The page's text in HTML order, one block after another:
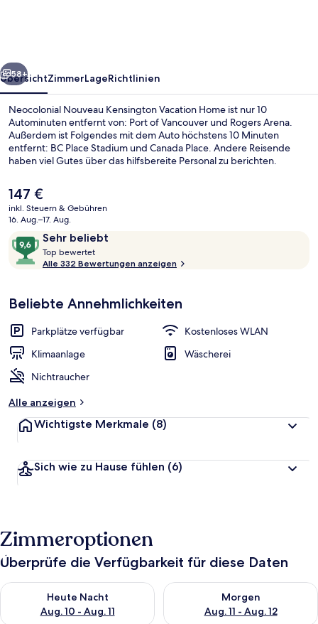
Weiter
58+
ÜbersichtZimmerLageRichtlinien
Neocolonial Nouveau Kensington Vacation Home ist nur 10
Autominuten entfernt von: Port of Vancouver und Rogers Arena.
Außerdem ist Folgendes mit dem Auto höchstens 10 Minuten
entfernt: BC Place Stadium und Canada Place. Andere Reisende
haben viel Gutes über das hilfsbereite Personal zu berichten.
Der
aktuelle
Preis
147 €.
147 €
inkl. Steuern & Gebühren
16. Aug.–17. Aug.
Bewertungen
Sehr beliebt
9,6
von
10,
beliebt
Top bewertet
o
b
w
Alle 332 Bewertungen anzeigen
Beliebte Annehmlichkeiten
Parkplätze verfügbar
Kostenloses WLAN
Klimaanlage
Wäscherei
Nichtraucher
Alle anzeigen
Wichtigste Merkmale (8)
Sich wie zu Hause fühlen (6)
Zimmeroptionen
Überprüfe die Verfügbarkeit für diese Daten
Heute Nacht
Aug. 10 - Aug. 11
Überprüfe die Verfügbarkeit für heute Nacht, Aug. 10 - Aug.
Morgen
Aug. 11 - Aug. 12
Überprüfe die Verfügbarkeit